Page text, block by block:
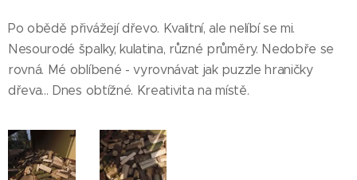
Po obědě přivážejí dřevo. Kvalitní, ale nelíbí se mi.
Nesourodé špalky, kulatina, různé průměry. Nedobře se
rovná. Mé oblíbené - vyrovnávat jak puzzle hraničky
dřeva... Dnes obtížné. Kreativita na místě.